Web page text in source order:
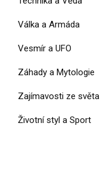
Válka a Armáda
Vesmír a UFO
Záhady a Mytologie
Zajímavosti ze světa
Životní styl a Sport